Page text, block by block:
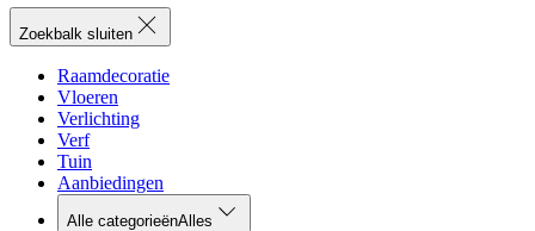
Zoekbalk sluiten
Raamdecoratie
Vloeren
Verlichting
Verf
Tuin
Aanbiedingen
Alle categorieënAlles